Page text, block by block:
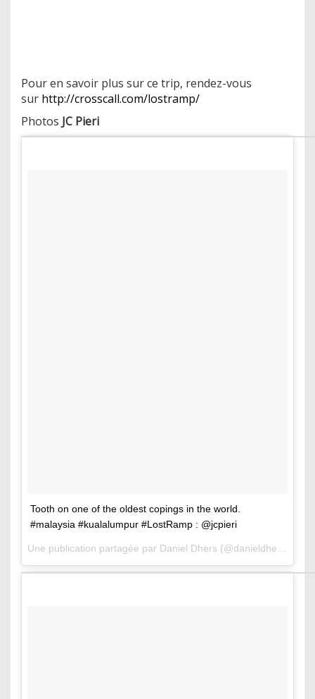
Pour en savoir plus sur ce trip, rendez-vous
sur http://crosscall.com/lostramp/
Photos JC Pieri
Tooth on one of the oldest copings in the world.
#malaysia #kualalumpur #LostRamp : @jcpieri
Une publication partagée par Daniel Dhers (@danieldhers) le